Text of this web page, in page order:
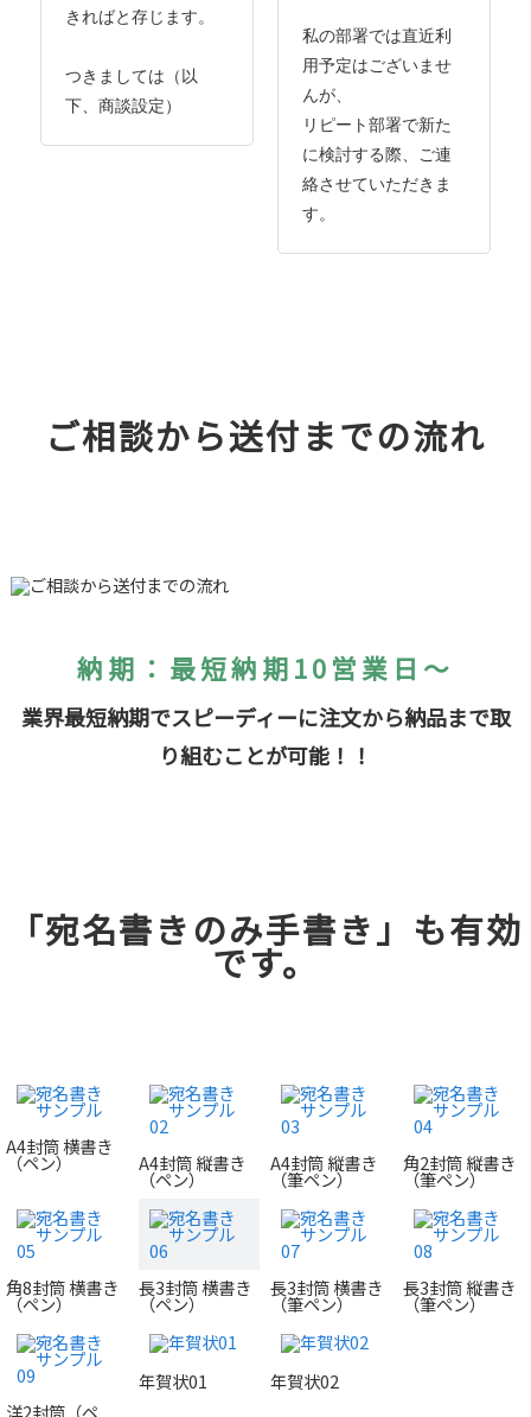
きればと存じます。
つきましては（以
下、商談設定）
私の部署では直近利
用予定はございませ
んが、
リピート部署で新た
に検討する際、ご連
絡させていただきま
す。
ご相談から送付までの流れ
納期：最短納期10営業日～
業界最短納期でスピーディーに注文から納品まで取
り組むことが可能！！
「宛名書きのみ手書き」も有効
です。
A4封筒 横書き
（ペン） A4封筒 縦書き
（ペン）
A4封筒 縦書き
（筆ペン）
角2封筒 縦書き
（筆ペン）
角8封筒 横書き
（ペン）
長3封筒 横書き
（ペン）
長3封筒 横書き
（筆ペン）
長3封筒 縦書き
（筆ペン）
洋2封筒（ペ
年賀状01 年賀状02